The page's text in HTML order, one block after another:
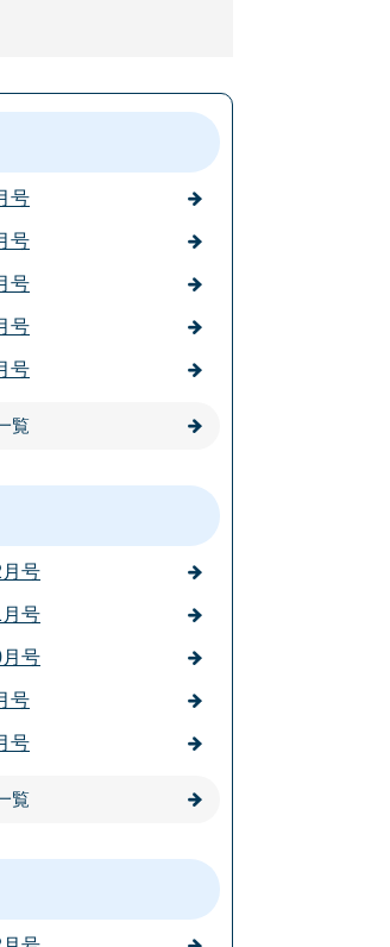
号
号
号
号
号
覧
号
号
号
号
号
覧